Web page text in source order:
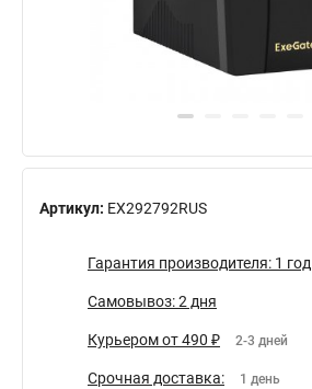
Артикул: EX292792RUS
Гарантия производителя: 1 год
Самовывоз: 2 дня
Курьером от 490 ₽ 2-3 дней
Срочная доставка: 1 день